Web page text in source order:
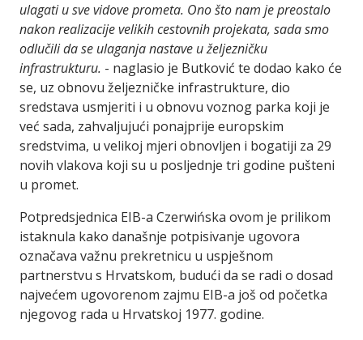
ulagati u sve vidove prometa. Ono što nam je preostalo
nakon realizacije velikih cestovnih projekata, sada smo
odlučili da se ulaganja nastave u željezničku
infrastrukturu. - naglasio je Butković te dodao kako će
se, uz obnovu željezničke infrastrukture, dio
sredstava usmjeriti i u obnovu voznog parka koji je
već sada, zahvaljujući ponajprije europskim
sredstvima, u velikoj mjeri obnovljen i bogatiji za 29
novih vlakova koji su u posljednje tri godine pušteni
u promet.
Potpredsjednica EIB-a Czerwińska ovom je prilikom
istaknula kako današnje potpisivanje ugovora
označava važnu prekretnicu u uspješnom
partnerstvu s Hrvatskom, budući da se radi o dosad
najvećem ugovorenom zajmu EIB-a još od početka
njegovog rada u Hrvatskoj 1977. godine.